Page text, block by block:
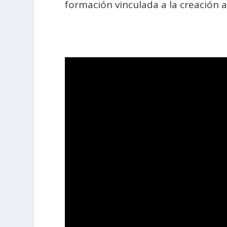
formación vinculada a la creación